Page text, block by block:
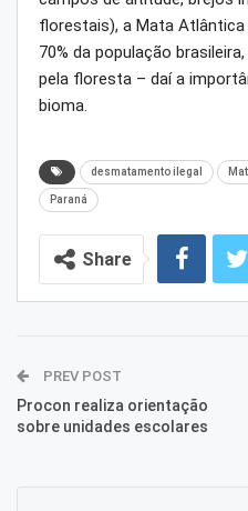
florestais), a Mata
70% da população
pela floresta – daí a
bioma.
desmatamento ilegal
Paraná
Share
PREV POST
Procon realiza orientação
sobre unidades escolares